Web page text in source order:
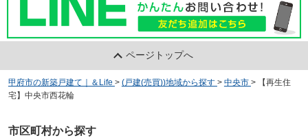
ページトップへ
甲府市の新築戸建て｜＆Life > (戸建(売買))地域から探す > 中央市 >
【再生住
宅】中央市西花輪
市区町村から探す